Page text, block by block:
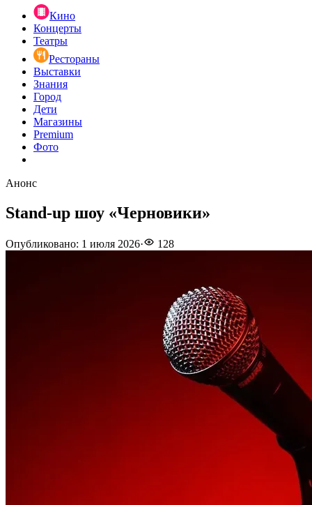
Кино
Концерты
Театры
Рестораны
Выставки
Знания
Город
Дети
Магазины
Premium
Фото
Анонс
Stand-up шоу «Черновики»
Опубликовано: 1 июля 2026· 128